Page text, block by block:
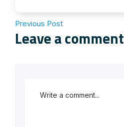
Previous Post
Leave a comment